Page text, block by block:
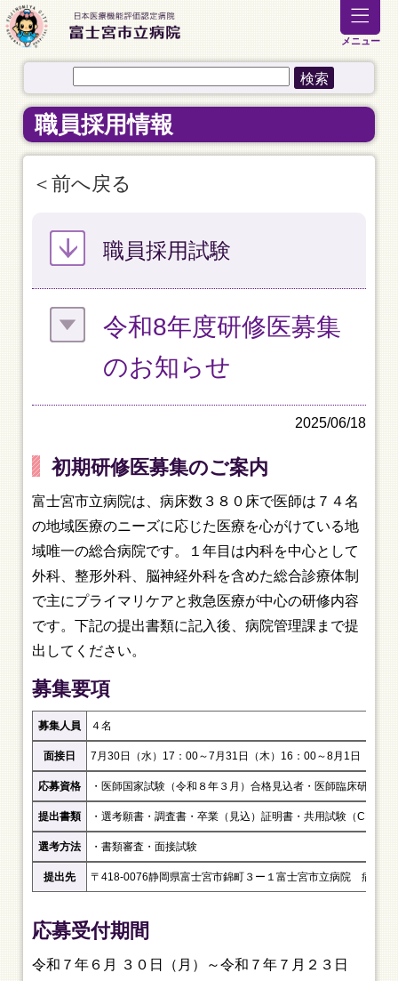
メニュー
職員採用情報
前へ戻る
職員採用試験
令和8年度研修医募集
のお知らせ
2025/06/18
初期研修医募集のご案内
富士宮市立病院は、病床数３８０床で医師は７４名
の地域医療のニーズに応じた医療を心がけている地
域唯一の総合病院です。１年目は内科を中心として
外科、整形外科、脳神経外科を含めた総合診療体制
で主にプライマリケアと救急医療が中心の研修内容
です。下記の提出書類に記入後、病院管理課まで提
出してください。
募集要項
募集人員
面接日
応募資格
提出書類
選考方法
提出先
４名
7月30日（水）17：00～7月31日（木）16：00～8月1日（金）
・医師国家試験（令和８年３月）合格見込者 ・医師臨床研修マ
・選考願書 ・調査書 ・卒業（見込）証明書 ・共用試験（CBT、
・書類審査 ・面接試験
〒418-0076静岡県富士宮市錦町３ー１富士宮市立病院 病院
応募受付期間
令和７年６月 ３０日（月）～令和７年７月２３日